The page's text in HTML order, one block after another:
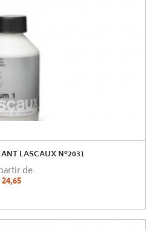
LASCAUX N°2031
de
24,65